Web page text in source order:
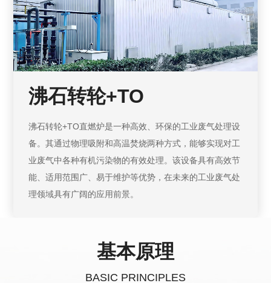
沸石转轮+TO
沸石转轮+TO直燃炉是一种高效、环保的工业废气处理设
备。其通过物理吸附和高温焚烧两种方式，能够实现对工
业废气中各种有机污染物的有效处理。该设备具有高效节
能、适用范围广、易于维护等优势，在未来的工业废气处
理领域具有广阔的应用前景。
基本原理
BASIC PRINCIPLES